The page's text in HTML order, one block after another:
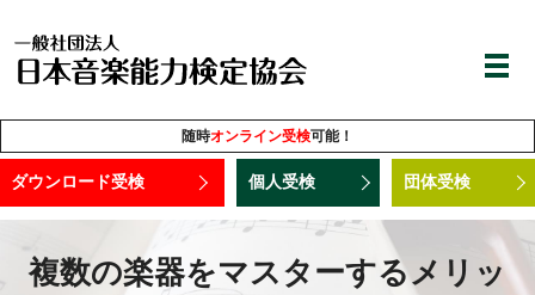
随時オンライン受検可能！
ダウンロード受検 個人受検 団体受検
複数の楽器をマスターするメリッ